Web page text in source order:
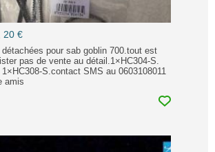
20 €
pour sab goblin 700.tout est
pas de vente au détail.1×HC304-S.
S.contact SMS au 0603108011
amis